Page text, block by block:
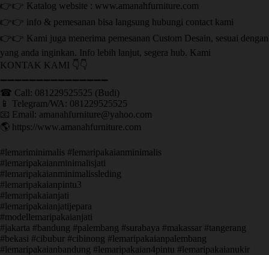
👉👉 Katalog website : www.amanahfurniture.com
👉👉 info & pemesanan bisa langsung hubungi contact kami
👉👉 Kami juga menerima pemesanan Custom Desain, sesuai dengan
yang anda inginkan. Info lebih lanjut, segera hub. Kami
KONTAK KAMI 👇👇
➖➖➖➖➖➖➖➖➖➖➖➖➖➖➖ ㅤ
☎ Call: 081229525525 (Budi)
📱 Telegram/WA: 081229525525
📧 Email: amanahfurniture@yahoo.com
🌎 https://www.amanahfurniture.com
#lemariminimalis #lemaripakaianminimalis
#lemaripakaianminimalisjati
#lemaripakaianminimalissleding
#lemaripakaianpintu3
#lemaripakaianjati
#lemaripakaianjatijepara
#modellemaripakaianjati
#jakarta #bandung #palembang #surabaya #makassar #tangerang
#bekasi #cibubur #cibinong #lemaripakaianpalembang
#lemaripakaianbandung #lemaripakaian4pintu #lemaripakaianukir